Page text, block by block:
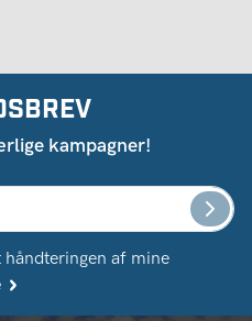
kampagner!
af ​​mine